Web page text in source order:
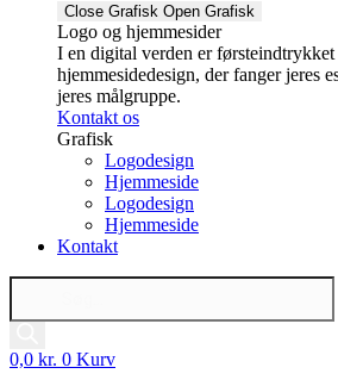
Close Grafisk Open Grafisk
Logo og hjemmesider
I en digital verden er
hjemmesidedesign, der fanger jeres
jeres målgruppe.
Kontakt os
Grafisk
Logodesign
Hjemmeside
Logodesign
Hjemmeside
Kontakt
Products
0,0 kr. 0 Kurv